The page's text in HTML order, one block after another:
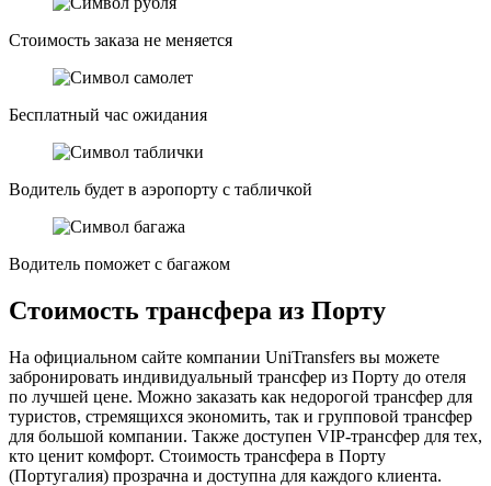
Стоимость заказа не меняется
Бесплатный час ожидания
Водитель будет в аэропорту с табличкой
Водитель поможет с багажом
Стоимость трансфера из Порту
На официальном сайте компании UniTransfers вы можете
забронировать индивидуальный трансфер из Порту до отеля
по лучшей цене. Можно заказать как недорогой трансфер для
туристов, стремящихся экономить, так и групповой трансфер
для большой компании. Также доступен VIP-трансфер для тех,
кто ценит комфорт. Стоимость трансфера в Порту
(Португалия) прозрачна и доступна для каждого клиента.